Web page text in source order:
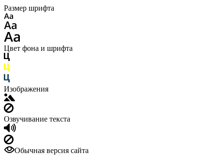
Размер шрифта
Цвет фона и шрифта
Изображения
Озвучивание текста
Обычная версия сайта